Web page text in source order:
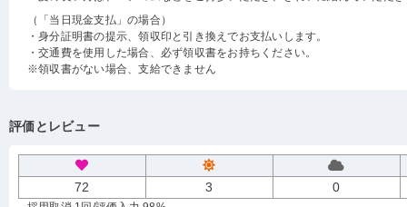
（「当日現金支払」の場合）
・身分証明書の提示、領収印と引き換えでお支払いします。
・交通費を使用した場合、必ず領収書をお持ちください。
※領収書がない場合、支給できません
評価とレビュー
72 3 0